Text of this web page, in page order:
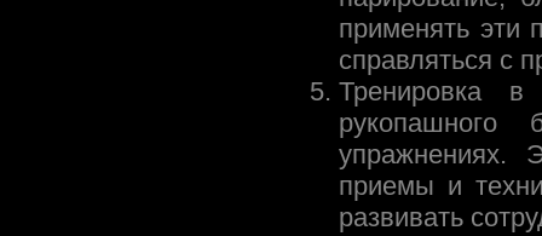
применять эти
справляться с
Тренировка
упражнениях.
приемы и
развивать